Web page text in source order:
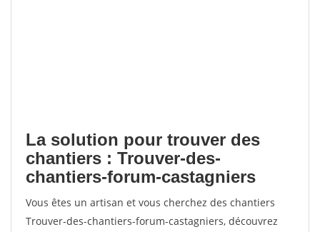
La solution pour trouver des
chantiers : Trouver-des-
chantiers-forum-castagniers
Vous êtes un artisan et vous cherchez des chantiers
Trouver-des-chantiers-forum-castagniers, découvrez